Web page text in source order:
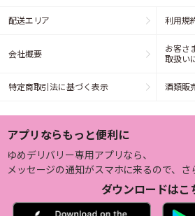
配送エリア 利用規
会社概要
お客さ
取扱い
特定商取引法に基づく表示 酒類販
アプリならもっと便利に
ゆめデリバリー専用アプリなら、
メッセージの通知がスマホに来るので、さ
ダウンロードはこ